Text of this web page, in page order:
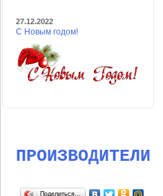
27.12.2022
С Новым годом!
ПРОИЗВОДИТЕЛИ
Поделиться…